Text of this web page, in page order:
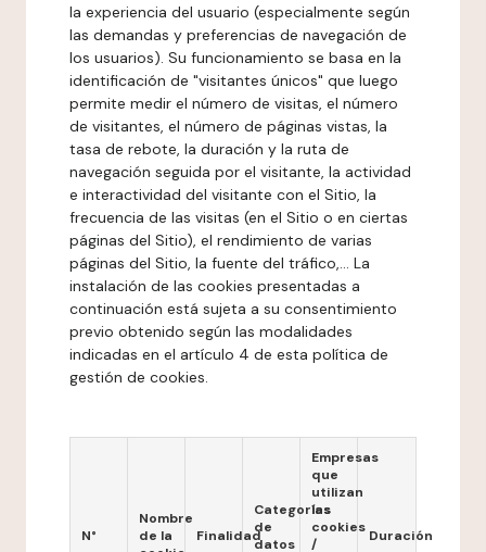
la experiencia del usuario (especialmente según
las demandas y preferencias de navegación de
los usuarios). Su funcionamiento se basa en la
identificación de "visitantes únicos" que luego
permite medir el número de visitas, el número
de visitantes, el número de páginas vistas, la
tasa de rebote, la duración y la ruta de
navegación seguida por el visitante, la actividad
e interactividad del visitante con el Sitio, la
frecuencia de las visitas (en el Sitio o en ciertas
páginas del Sitio), el rendimiento de varias
páginas del Sitio, la fuente del tráfico,... La
instalación de las cookies presentadas a
continuación está sujeta a su consentimiento
previo obtenido según las modalidades
indicadas en el artículo 4 de esta política de
gestión de cookies.
N°
Nombre
de la
Finalidad
Categorías
de
datos
Empresas
que
utilizan
las
cookies
/
Duración